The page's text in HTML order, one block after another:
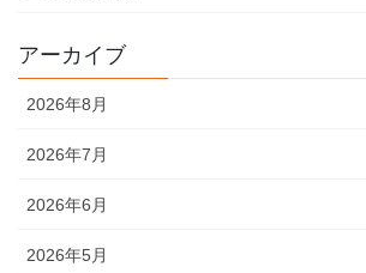
アーカイブ
2026年8月
2026年7月
2026年6月
2026年5月